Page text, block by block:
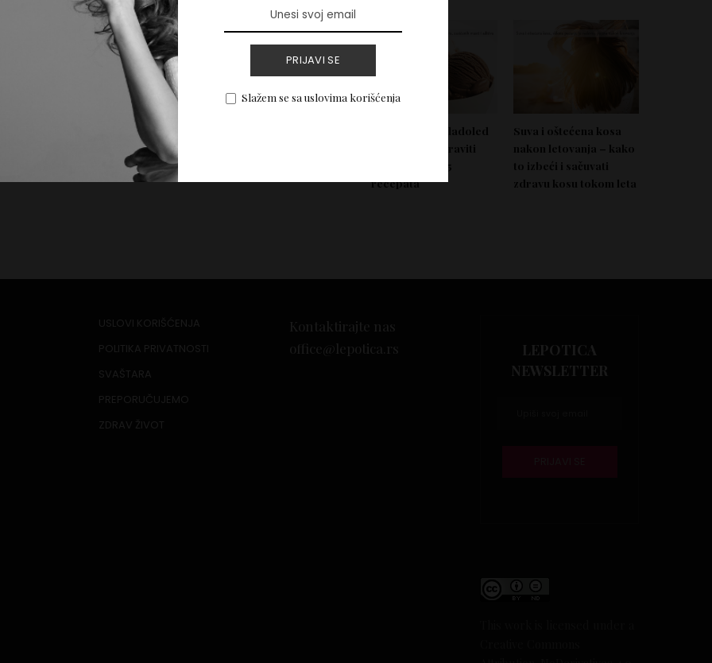
PRIJAVI SE
Slažem se sa uslovima korišćenja
PROČITAJ VIŠE
Domać zdrav sladoled
koji možeš napraviti
bez aparata – 5
recepata
Suva i oštećena kosa
nakon letovanja – kako
to izbeći i sačuvati
zdravu kosu tokom leta
USLOVI KORIŠĆENJA
POLITIKA PRIVATNOSTI
SVAŠTARA
PREPORUČUJEMO
ZDRAV ŽIVOT
Kontaktirajte nas
office@lepotica.rs
LEPOTICA
NEWSLETTER